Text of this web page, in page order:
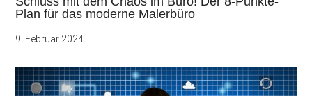
Plan für das moderne Malerbüro
9. Februar 2024